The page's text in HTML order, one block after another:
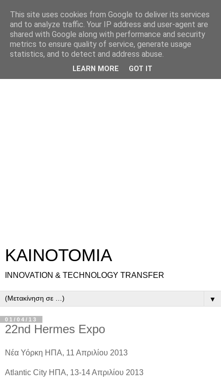
ΚΑΙΝΟΤΟΜΙΑ
INNOVATION & TECHNOLOGY TRANSFER
▼
01/04/13
22nd Hermes Expo
Νέα Υόρκη ΗΠΑ, 11 Απριλίου 2013
Atlantic City ΗΠΑ, 13-14 Απριλίου 2013
This site uses cookies from Google to deliver its services
and to analyze traffic. Your IP address and user-agent are
shared with Google along with performance and security
metrics to ensure quality of service, generate usage
statistics, and to detect and address abuse.
LEARN MORE GOT IT